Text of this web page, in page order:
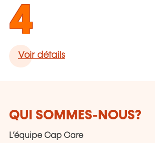
4
Voir détails
QUI SOMMES-NOUS?
L’équipe Cap Care